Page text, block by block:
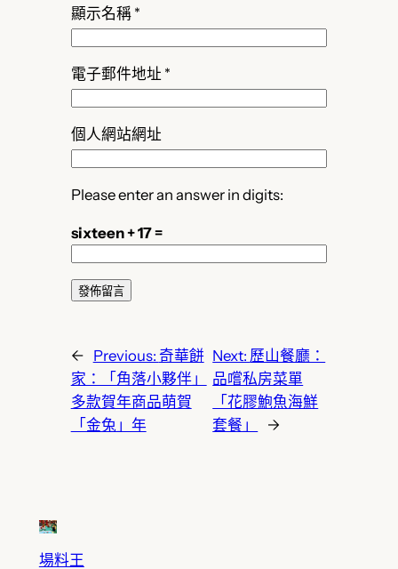
顯示名稱 *
電子郵件地址 *
個人網站網址
Please enter an answer in digits:
sixteen + 17 =
← Previous: 奇華餅
家：「角落小夥伴」
多款賀年商品萌賀
「金兔」年
Next: 歷山餐廳：
品嚐私房菜單
「花膠鮑魚海鮮
套餐」
→
場料王